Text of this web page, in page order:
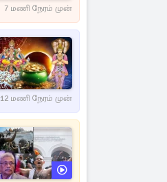
7 மணி நேரம் முன்
12 மணி நேரம் முன்